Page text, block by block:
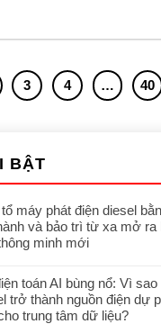
3 4 … 40
BẬT
máy phát điện diesel
và bảo trì từ xa mở ra
minh mới
toán AI bùng nổ: Vì
trở thành nguồn điện dự
trung tâm dữ liệu?